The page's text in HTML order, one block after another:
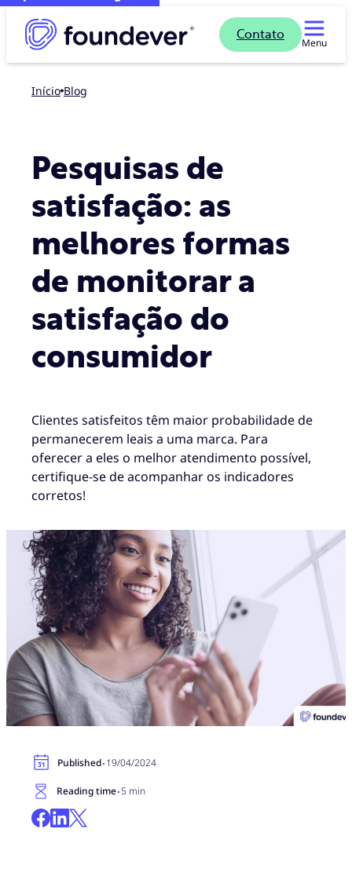
Contato
Menu
Início blog
Pesquisas de
satisfação: as
melhores formas
de monitorar a
satisfação do
consumidor
Clientes satisfeitos têm maior probabilidade de
permanecerem leais a uma marca. Para
oferecer a eles o melhor atendimento possível,
certifique-se de acompanhar os indicadores
corretos!
Published·19/04/2024
Reading time·5 min